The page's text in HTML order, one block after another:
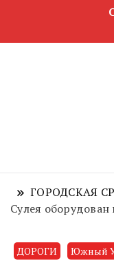
ГОРОДСКАЯ
Сулея
ДОРОГИ Южный